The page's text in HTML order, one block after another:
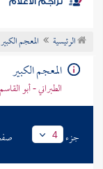
موضوعي
تراجم الأعلام
الرئيسية المعجم الكبير
المعجم الكبير
الطبراني - أبو
جزء 4